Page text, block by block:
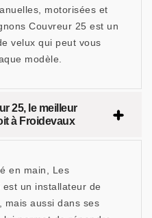
motorisées et
Couvreur 25 est un
velux qui peut vous
modèle.
25, le meilleur
à Froidevaux
en main, Les
un installateur de
mais aussi dans ses